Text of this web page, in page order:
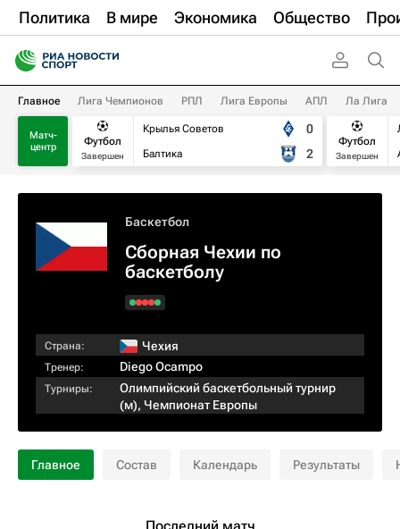
Политика В мире Экономика Общество
Главное Лига Чемпионов РПЛ Лига Европы АПЛ Ла Лига
Матч-
центр
Футбол
Завершен
Крылья Советов
Балтика
0
2
Футбол
Завершен
Баскетбол
Сборная Чехии по
баскетболу
Страна: Чехия
Тренер: Diego Ocampo
Турниры:
Олимпийский баскетбольный турнир
(м), Чемпионат Европы
Главное Состав Календарь Результаты